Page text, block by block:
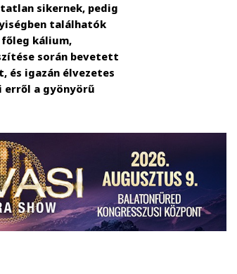
sikernek, pedig
találhatók
kálium,
során bevetett
és igazán élvezetes
erről a gyönyörű